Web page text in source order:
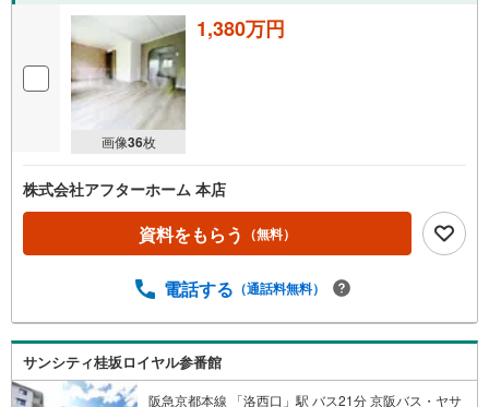
画像36枚
1,380万円
株式会社アフターホーム 本店
資料をもらう （無料）
電話する （通話料無料）
サンシティ桂坂ロイヤル参番館
阪急京都本線 「洛西口」駅 バス21分 京阪バス・ヤサ